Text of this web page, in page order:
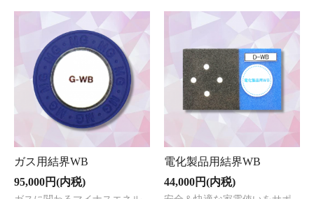
ガス用結界WB
95,000円(内税)
電化製品用結界WB
44,000円(内税)